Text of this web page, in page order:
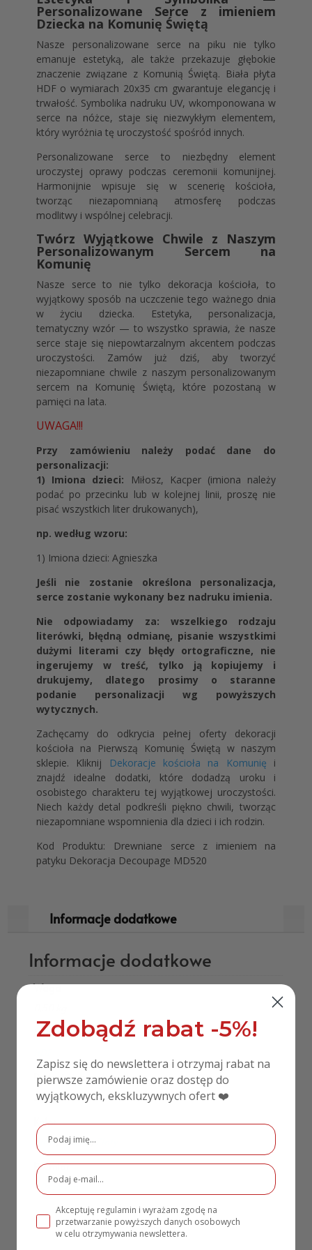
Personalizowane Serce z imieniem
Dziecka na Komunię Świętą
Nasze personalizowane serce na piku nie tylko
emanuje estetyką, ale także przekazuje głębokie
znaczenie związane z Komunią Świętą. Biała płyta
HDF o wymiarach 20x35 cm gwarantuje elegancję i
trwałość. Symbolika nadruku UV, wkomponowana w
serce na nóżce, staje się niezwykłym elementem,
który wyróżnia tę uroczystość spośród innych.
Personalizowane serce to niezbędny element
uroczystej oprawy podczas ceremonii komunijnej.
Harmonijnie wpisuje się w scenerię kościoła,
tworząc niezapomnianą atmosferę podczas
modlitwy i wspólnej celebracji.
Twórz Wyjątkowe Chwile z Naszym
Personalizowanym Sercem na
Komunię
Nasze serce to nie tylko dekoracja kościoła, to
wyjątkowy sposób na uczczenie tego ważnego dnia
w życiu dziecka. Estetyka, personalizacja,
tematyczny wzór — to wszystko sprawia, że nasze
serce staje się niepowtarzalnym akcentem podczas
uroczystości. Zamów już dziś, aby tworzyć
niezapomniane chwile z naszym personalizowanym
sercem na Komunię Świętą, które pozostaną w
pamięci na lata.
UWAGA!!!
Przy zamówieniu należy podać dane do
personalizacji:
1) Imiona dzieci:
Miłosz, Kacper (imiona należy
podać po przecinku lub w kolejnej linii, proszę nie
pisać wszystkich liter drukowanych),
np. według wzoru:
1) Imiona dzieci: Agnieszka
Jeśli nie zostanie określona personalizacja,
serce zostanie wykonany bez nadruku imienia.
Nie odpowiadamy za: wszelkiego rodzaju
literówki, błędną odmianę, pisanie wszystkimi
dużymi literami czy błędy ortograficzne, nie
ingerujemy w treść, tylko ją kopiujemy i
drukujemy, dlatego prosimy o staranne
podanie personalizacji wg powyższych
wytycznych.
Zachęcamy do odkrycia pełnej oferty dekoracji
kościoła na Pierwszą Komunię Świętą w naszym
sklepie. Kliknij
Dekoracje kościoła na Komunię i
znajdź idealne dodatki, które dodadzą uroku i
osobistego charakteru tej wyjątkowej uroczystości.
Niech każdy detal podkreśli piękno chwili, tworząc
niezapomniane wspomnienia dla dzieci i ich rodzin.
Kod Produktu: Drewniane serce z imieniem na
patyku Dekoracja Decoupage MD520
Informacje dodatkowe
Informacje dodatkowe
Waga
Materiał
Rodzaj personalizacji
Drukowane
Kolor
Biały,Czarny,
Rozmiar
20×35 cm
Zdobądź rabat -5%!
Zapisz się do newslettera i otrzymaj rabat na
pierwsze zamówienie oraz dostęp do
wyjątkowych, ekskluzywnych ofert ❤️
Akceptuję regulamin i wyrażam zgodę na
przetwarzanie powyższych danych osobowych
w celu otrzymywania newslettera.